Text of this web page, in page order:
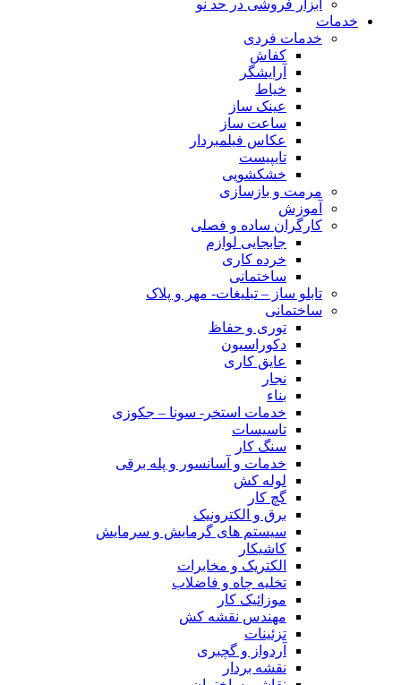
ابزار فروشی در حد نو
خدمات
خدمات فردی
کفاش
آرایشگر
خیاط
عینک ساز
ساعت ساز
عکاس فیلمبردار
تایپیست
خشکشویی
مرمت و بازسازی
آموزش
کارگران ساده و فصلی
جابجایی لوازم
خرده کاری
ساختمانی
تابلو ساز – تبلیغات- مهر و پلاک
ساختمانی
توری و حفاظ
دکوراسیون
عایق کاری
نجار
بناء
خدمات استخر- سونا – جکوزی
تاسیسات
سنگ کار
خدمات و آسانسور و پله برقی
لوله کش
گچ کار
برق و الکترونیک
سیستم های گرمایش و سرمایش
کاشیکار
الکتریک و مخابرات
تخلیه چاه و فاضلاب
موزائیک کار
مهندس نقشه کش
تزئینات
آردواز و گچبری
نقشه بردار